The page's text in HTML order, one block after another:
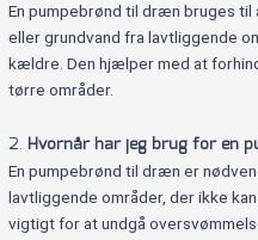
En pumpebrønd til dræn bruges
eller grundvand fra lavtliggende
kældre. Den hjælper med at
tørre områder.
2. Hvornår har jeg brug for en
En pumpebrønd til dræn er
lavtliggende områder, der ikke
vigtigt for at undgå